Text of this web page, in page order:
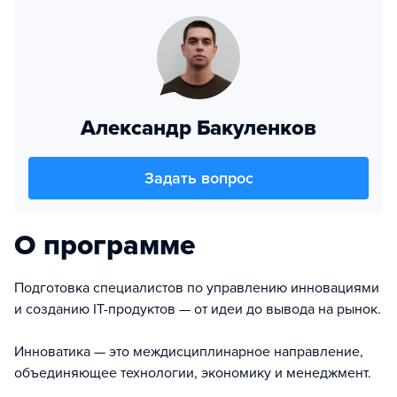
Александр Бакуленков
Задать вопрос
О программе
Подготовка специалистов по управлению инновациями
и созданию IT-продуктов — от идеи до вывода на рынок.
Инноватика — это междисциплинарное направление,
объединяющее технологии, экономику и менеджмент.